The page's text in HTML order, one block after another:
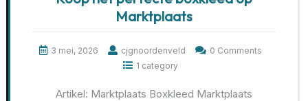
Marktplaats
3 mei, 2026 cjgnoordenveld
0 Comments
1 category
Artikel: Marktplaats Boxkleed Marktplaats